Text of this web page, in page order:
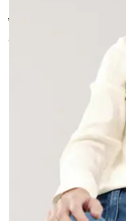
ab Fr. 129,00
ab (-53%)
Seite 1 geladen.